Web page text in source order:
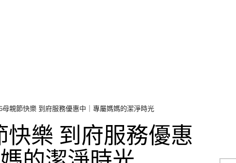
母親節快樂 到府服務優惠中｜專屬媽媽的潔淨時光
樂 到府服務優惠